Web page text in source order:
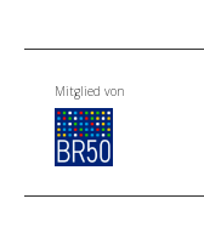
Mitglied von